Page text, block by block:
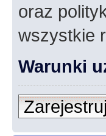
oraz
wszystkie
Warunki